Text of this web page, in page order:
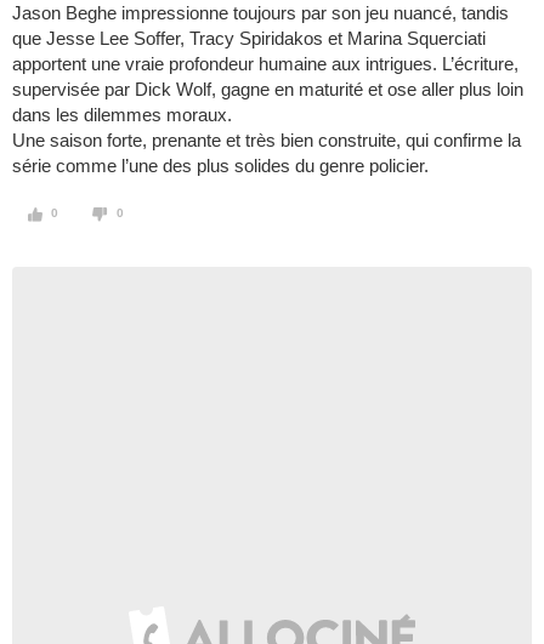
Jason Beghe impressionne toujours par son jeu nuancé, tandis
que Jesse Lee Soffer, Tracy Spiridakos et Marina Squerciati
apportent une vraie profondeur humaine aux intrigues. L’écriture,
supervisée par Dick Wolf, gagne en maturité et ose aller plus loin
dans les dilemmes moraux.
Une saison forte, prenante et très bien construite, qui confirme la
série comme l’une des plus solides du genre policier.
0 0